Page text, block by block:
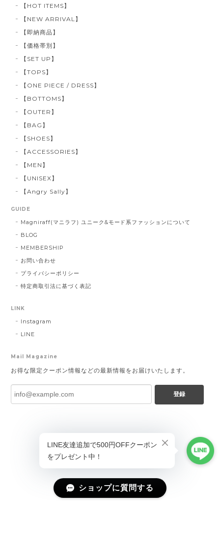
【HOT ITEMS】
【NEW ARRIVAL】
【即納商品】
【価格帯別】
【SET UP】
【TOPS】
【ONE PIECE / DRESS】
【BOTTOMS】
【OUTER】
【BAG】
【SHOES】
【ACCESSORIES】
【MEN】
【UNISEX】
【Angry Sally】
GUIDE
Magniraff(マニラフ) ユニーク&モード系ファッションについて
BLOG
MEMBERSHIP
お問い合わせ
プライバシーポリシー
特定商取引法に基づく表記
LINK
Instagram
LINE
Mail Magazine
お得な限定クーポン情報などの最新情報をお届けいたします。
登録
ショップに質問する